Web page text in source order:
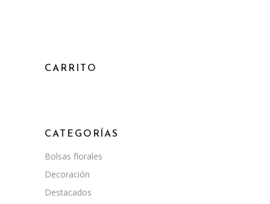
CARRITO
CATEGORÍAS
Bolsas florales
Decoración
Destacados